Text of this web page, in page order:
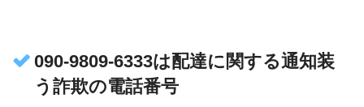
090-9809-6333は配達に関する通知装
う詐欺の電話番号